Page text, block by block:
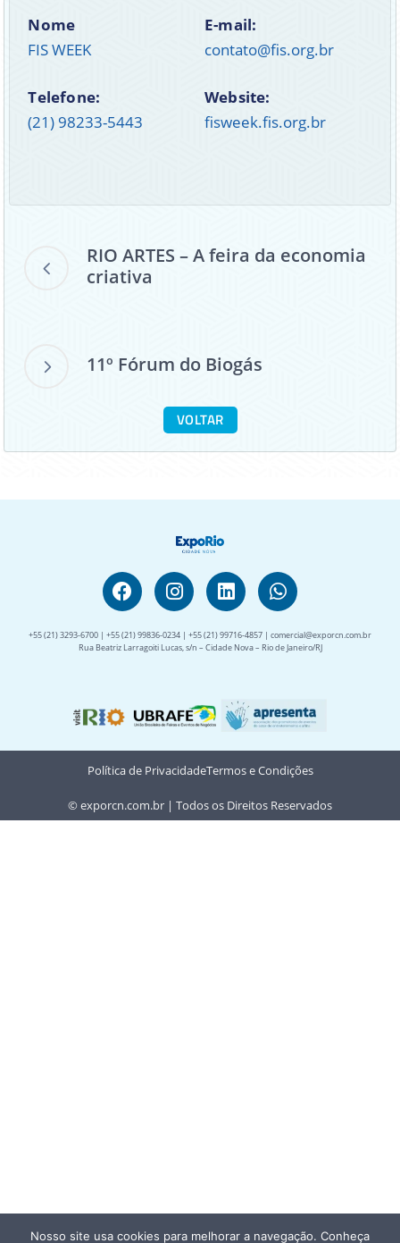
Nome
FIS WEEK
Telefone:
(21) 98233-5443
E-mail:
contato@fis.org.br
Website:
fisweek.fis.org.br
RIO ARTES – A feira da economia
criativa
11º Fórum do Biogás
VOLTAR
+55 (21) 3293-6700 | +55 (21) 99836-0234 | +55 (21) 99716-4857 | comercial@exporcn.com.br
Rua Beatriz Larragoiti Lucas, s/n – Cidade Nova – Rio de Janeiro/RJ
Política de PrivacidadeTermos e Condições
© exporcn.com.br | Todos os Direitos Reservados
Nosso site usa cookies para melhorar a navegação. Conheça